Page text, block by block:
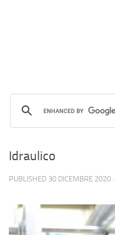
Idraulico
PUBLISHED 30 DICEMBRE 2020